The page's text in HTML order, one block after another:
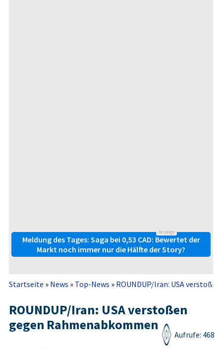
Anzeige
Meldung des Tages: Saga bei 0,53 CAD: Bewertet der
Markt noch immer nur die Hälfte der Story?
Startseite » News » Top-News » ROUNDUP/Iran: USA
ROUNDUP/Iran: USA verstoßen
gegen Rahmenabkommen
Aufrufe: 468